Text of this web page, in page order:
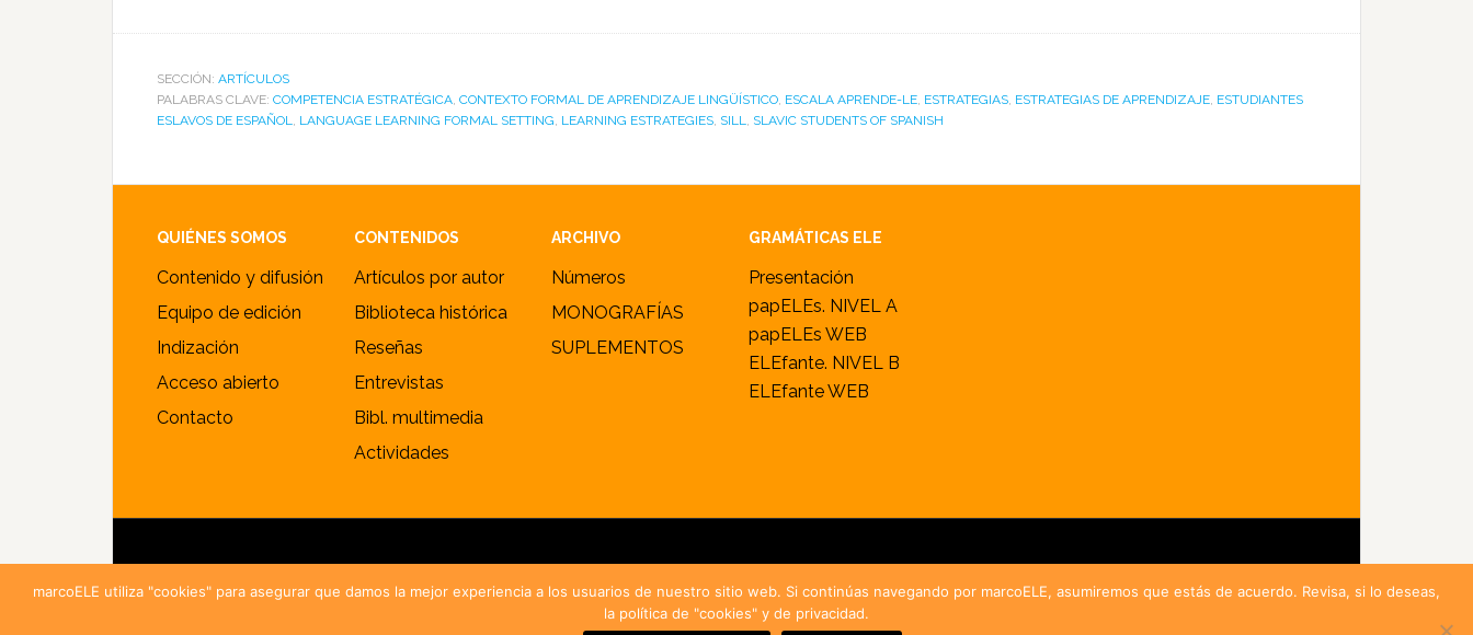
SECCIÓN: ARTÍCULOS
PALABRAS CLAVE: COMPETENCIA ESTRATÉGICA, CONTEXTO FORMAL DE APRENDIZAJE LINGÜÍSTICO, ESCALA APRENDE-LE, ESTRATEGIAS, ESTRATEGIAS DE APRENDIZAJE, ESTUDIANTES
ESLAVOS DE ESPAÑOL, LANGUAGE LEARNING FORMAL SETTING, LEARNING ESTRATEGIES, SILL, SLAVIC STUDENTS OF SPANISH
Footer
QUIÉNES SOMOS
Contenido y difusión
Equipo de edición
Indización
Acceso abierto
Contacto
CONTENIDOS
Artículos por autor
Biblioteca histórica
Reseñas
Entrevistas
Bibl. multimedia
Actividades
ARCHIVO
Números
MONOGRAFÍAS
SUPLEMENTOS
GRAMÁTICAS ELE
Presentación
papELEs. NIVEL A
papELEs WEB
ELEfante. NIVEL B
ELEfante WEB
marcoELE utiliza "cookies" para asegurar que damos la mejor experiencia a los usuarios de nuestro sitio web. Si continúas navegando por marcoELE, asumiremos que estás de acuerdo. Revisa, si lo deseas,
la política de "cookies" y de privacidad.